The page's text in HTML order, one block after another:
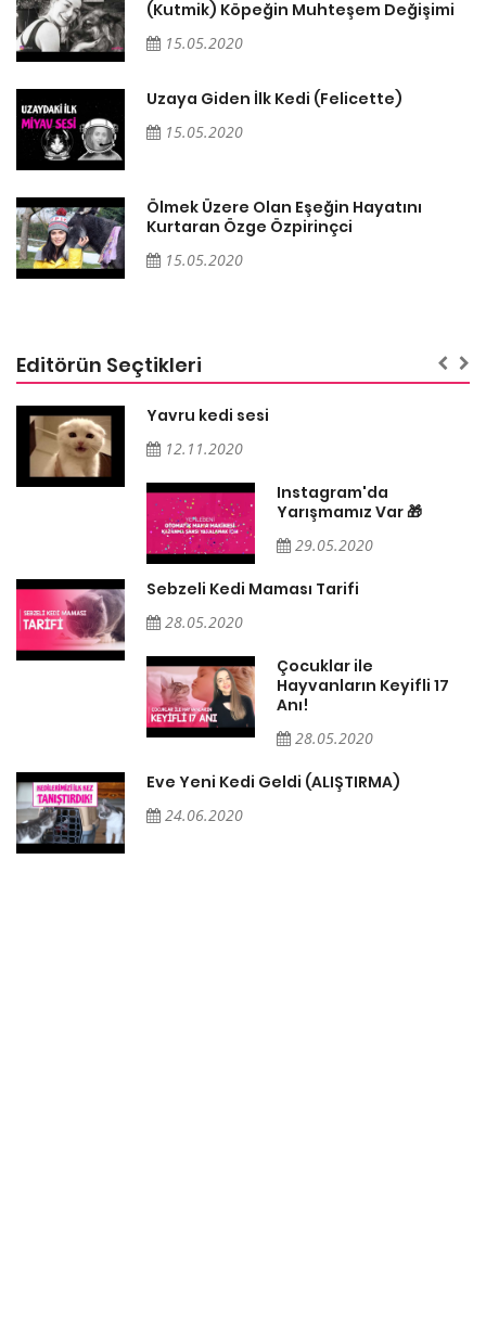
(Kutmik) Köpeğin Muhteşem Değişimi
15.05.2020
Uzaya Giden İlk Kedi (Felicette)
15.05.2020
Ölmek Üzere Olan Eşeğin Hayatını
Kurtaran Özge Özpirinçci
15.05.2020
Editörün Seçtikleri
Yavru kedi sesi
12.11.2020
Instagram'da
Yarışmamız Var 🎁
29.05.2020
Sebzeli Kedi Maması Tarifi
28.05.2020
Çocuklar ile
Hayvanların Keyifli 17
Anı!
28.05.2020
Eve Yeni Kedi Geldi (ALIŞTIRMA)
24.06.2020